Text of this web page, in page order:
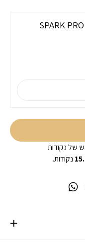
מפיץ ריח היברידי SPARK PRO
של נקודות
נקודות.